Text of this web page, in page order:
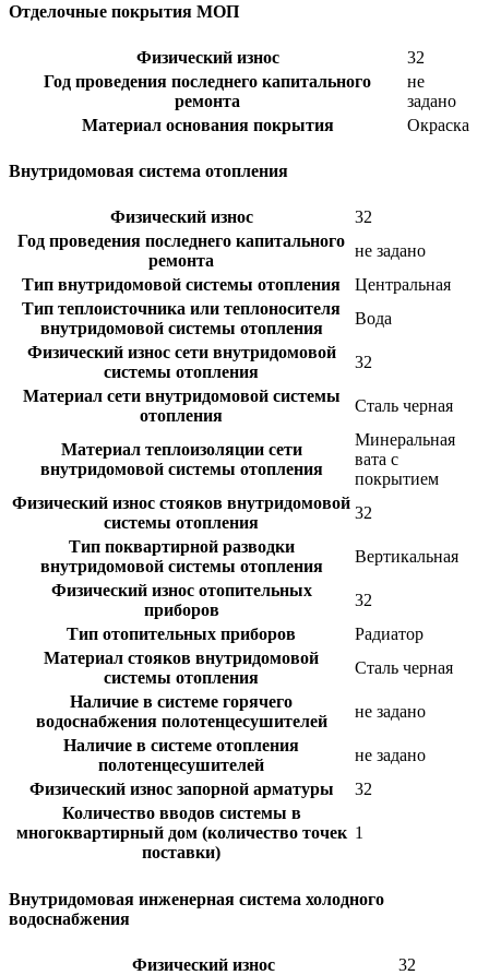
Отделочные покрытия МОП
Физический износ
32
Год проведения последнего капитального
ремонта
не
задано
Материал основания покрытия
Окраска
Внутридомовая система отопления
Физический износ
32
Год проведения последнего капитального
ремонта
не задано
Тип внутридомовой системы отопления
Центральная
Тип теплоисточника или теплоносителя
внутридомовой системы отопления
Вода
Физический износ сети внутридомовой
системы отопления
32
Материал сети внутридомовой системы
отопления
Сталь черная
Материал теплоизоляции сети
внутридомовой системы отопления
Минеральная
вата с
покрытием
Физический износ стояков внутридомовой
системы отопления
32
Тип поквартирной разводки
внутридомовой системы отопления
Вертикальная
Физический износ отопительных
приборов
32
Тип отопительных приборов
Радиатор
Материал стояков внутридомовой
системы отопления
Сталь черная
Наличие в системе горячего
водоснабжения полотенцесушителей
не задано
Наличие в системе отопления
полотенцесушителей
не задано
Физический износ запорной арматуры
32
Количество вводов системы в
многоквартирный дом (количество точек
поставки)
1
Внутридомовая инженерная система холодного
водоснабжения
Физический износ
32